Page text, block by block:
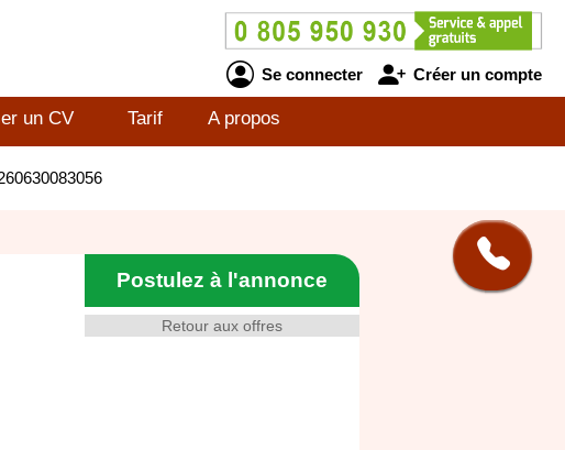
Se connecter Créer un compte
un CV Tarif A propos
Retour aux offres
Postulez à l'annonce